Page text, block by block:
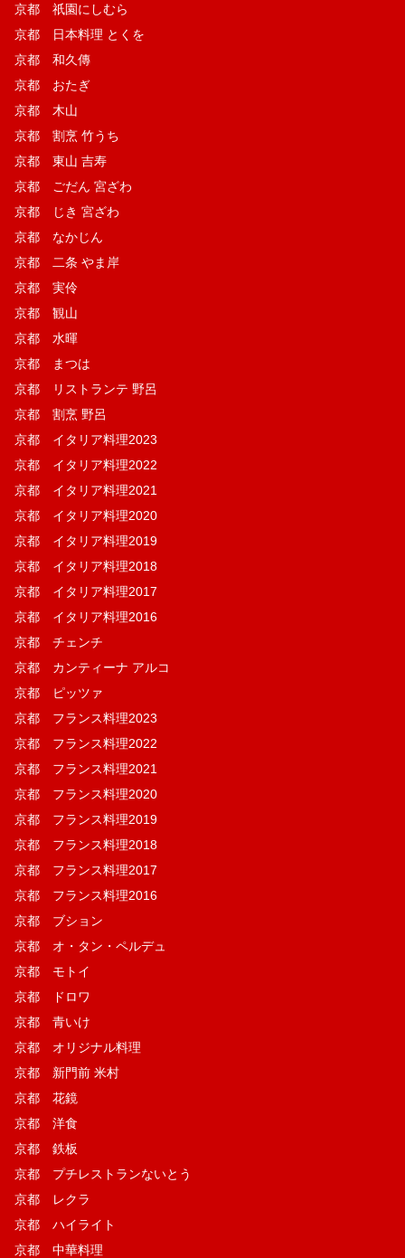
京都 祇園にしむら
京都 日本料理 とくを
京都 和久傳
京都 おたぎ
京都 木山
京都 割烹 竹うち
京都 東山 吉寿
京都 ごだん 宮ざわ
京都 じき 宮ざわ
京都 なかじん
京都 二条 やま岸
京都 実伶
京都 観山
京都 水暉
京都 まつは
京都 リストランテ 野呂
京都 割烹 野呂
京都 イタリア料理2023
京都 イタリア料理2022
京都 イタリア料理2021
京都 イタリア料理2020
京都 イタリア料理2019
京都 イタリア料理2018
京都 イタリア料理2017
京都 イタリア料理2016
京都 チェンチ
京都 カンティーナ アルコ
京都 ピッツァ
京都 フランス料理2023
京都 フランス料理2022
京都 フランス料理2021
京都 フランス料理2020
京都 フランス料理2019
京都 フランス料理2018
京都 フランス料理2017
京都 フランス料理2016
京都 ブション
京都 オ・タン・ペルデュ
京都 モトイ
京都 ドロワ
京都 青いけ
京都 オリジナル料理
京都 新門前 米村
京都 花鏡
京都 洋食
京都 鉄板
京都 プチレストランないとう
京都 レクラ
京都 ハイライト
京都 中華料理